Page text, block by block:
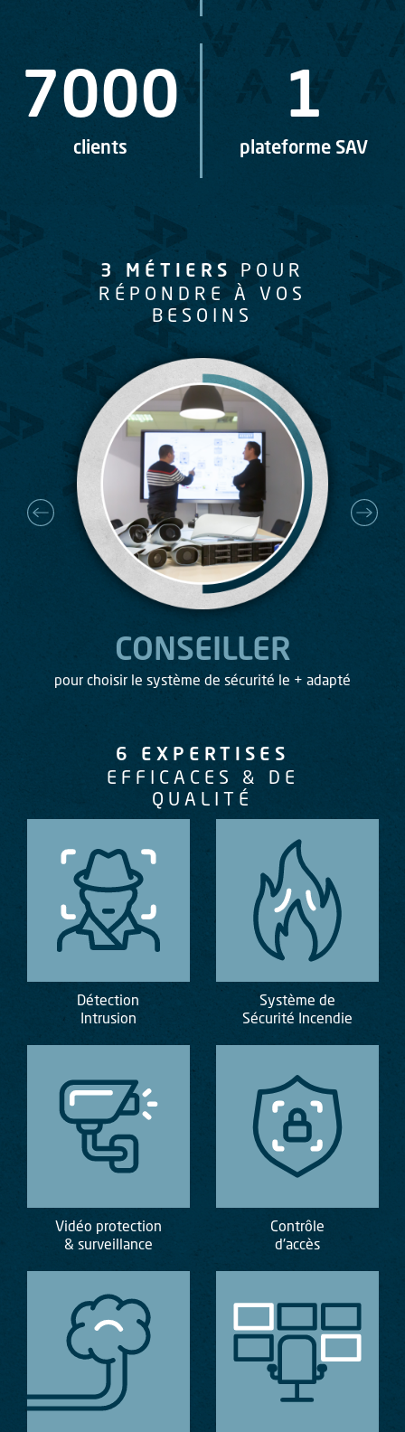
7000
clients
1
plateforme SAV
3 MÉTIERS POUR
RÉPONDRE À VOS
BESOINS
CONSEILLER
pour choisir le système de sécurité le + adapté
6 EXPERTISES
EFFICACES & DE
QUALITÉ
Détection
Intrusion
Système de
Sécurité Incendie
Vidéo protection
& surveillance
Contrôle
d'accès